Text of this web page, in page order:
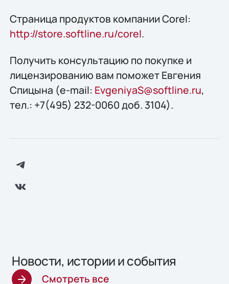
Страница продуктов компании Corel:
http://store.softline.ru/corel.
Получить консультацию по покупке и
лицензированию вам поможет Евгения
Спицына (e-mail: EvgeniyaS@softline.ru,
тел.: +7(495) 232-0060 доб. 3104).
Новости, истории и события
Смотреть все